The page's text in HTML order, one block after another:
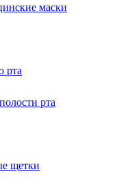
маски
рта
рта
щетки